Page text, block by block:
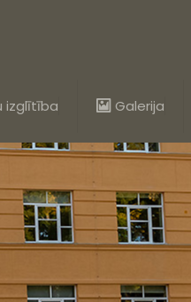
izglītība Galerija